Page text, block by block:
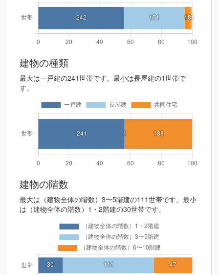
建物の種類
最大は一戸建の241世帯です。最小は長屋建の1世帯で
す。
建物の階数
最大は（建物全体の階数）3〜5階建の111世帯です。最小
は（建物全体の階数）1・2階建の30世帯です。